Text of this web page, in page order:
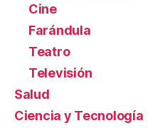
Cine
Farándula
Teatro
Televisión
Salud
Ciencia y Tecnología